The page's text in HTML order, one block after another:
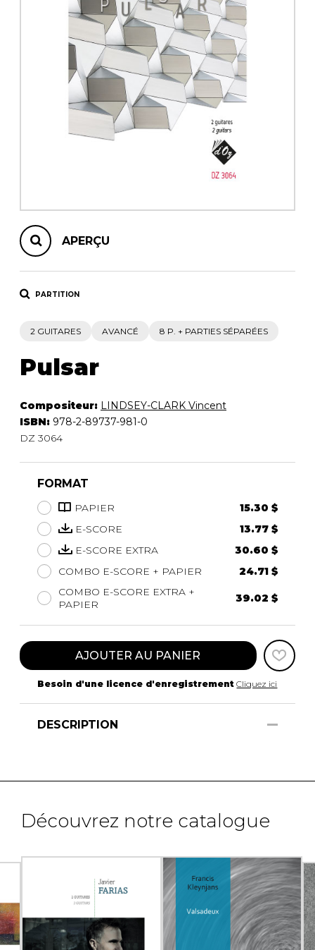
AUTRES PRODUITS
APERÇU
PARTITION
2 GUITARES AVANCÉ 8 P. + PARTIES SÉPARÉES
Pulsar
Compositeur: LINDSEY-CLARK Vincent
ISBN: 978-2-89737-981-0
DZ 3064
FORMAT
PAPIER
15.30 $
E-SCORE
13.77 $
E-SCORE EXTRA
30.60 $
COMBO E-SCORE + PAPIER
24.71 $
COMBO E-SCORE EXTRA +
PAPIER
39.02 $
AJOUTER AU PANIER
Besoin d'une licence d'enregistrement Cliquez ici
DESCRIPTION
Découvrez notre catalogue